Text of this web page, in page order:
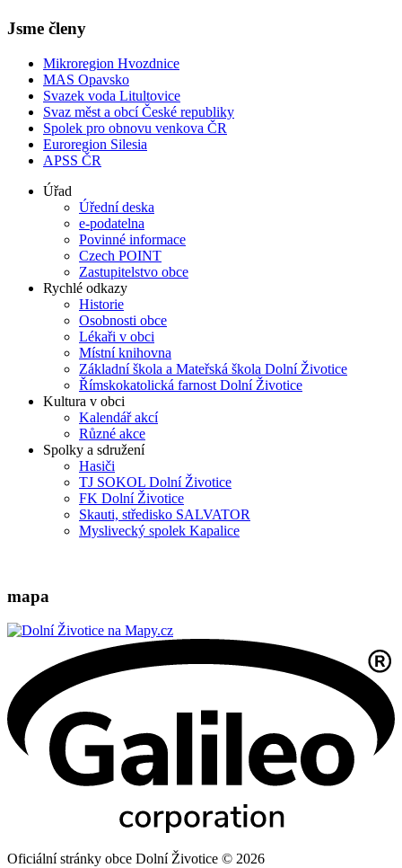
Jsme členy
Mikroregion Hvozdnice
MAS Opavsko
Svazek voda Litultovice
Svaz měst a obcí České republiky
Spolek pro obnovu venkova ČR
Euroregion Silesia
APSS ČR
Úřad
Úřední deska
e-podatelna
Povinné informace
Czech POINT
Zastupitelstvo obce
Rychlé odkazy
Historie
Osobnosti obce
Lékaři v obci
Místní knihovna
Základní škola a Mateřská škola Dolní Životice
Římskokatolická farnost Dolní Životice
Kultura v obci
Kalendář akcí
Různé akce
Spolky a sdružení
Hasiči
TJ SOKOL Dolní Životice
FK Dolní Životice
Skauti, středisko SALVATOR
Myslivecký spolek Kapalice
mapa
Oficiální stránky obce Dolní Životice © 2026